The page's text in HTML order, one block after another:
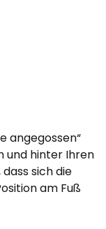
angegossen“
und hinter Ihren
sich die
am Fuß